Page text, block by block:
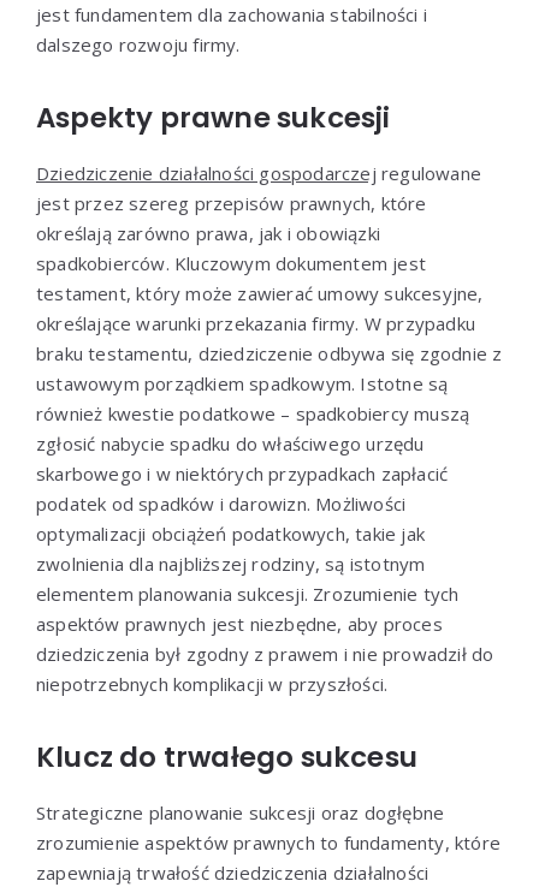
jest fundamentem dla zachowania stabilności i
dalszego rozwoju firmy.
Aspekty prawne sukcesji
Dziedziczenie działalności gospodarczej regulowane
jest przez szereg przepisów prawnych, które
określają zarówno prawa, jak i obowiązki
spadkobierców. Kluczowym dokumentem jest
testament, który może zawierać umowy sukcesyjne,
określające warunki przekazania firmy. W przypadku
braku testamentu, dziedziczenie odbywa się zgodnie z
ustawowym porządkiem spadkowym. Istotne są
również kwestie podatkowe – spadkobiercy muszą
zgłosić nabycie spadku do właściwego urzędu
skarbowego i w niektórych przypadkach zapłacić
podatek od spadków i darowizn. Możliwości
optymalizacji obciążeń podatkowych, takie jak
zwolnienia dla najbliższej rodziny, są istotnym
elementem planowania sukcesji. Zrozumienie tych
aspektów prawnych jest niezbędne, aby proces
dziedziczenia był zgodny z prawem i nie prowadził do
niepotrzebnych komplikacji w przyszłości.
Klucz do trwałego sukcesu
Strategiczne planowanie sukcesji oraz dogłębne
zrozumienie aspektów prawnych to fundamenty, które
zapewniają trwałość dziedziczenia działalności